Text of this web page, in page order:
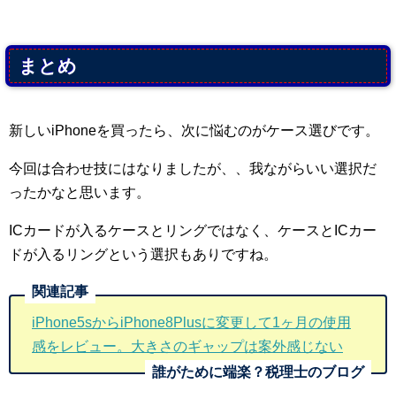
まとめ
新しいiPhoneを買ったら、次に悩むのがケース選びです。
今回は合わせ技にはなりましたが、、我ながらいい選択だ
ったかなと思います。
ICカードが入るケースとリングではなく、ケースとICカー
ドが入るリングという選択もありですね。
iPhone5sからiPhone8Plusに変更して1ヶ月の使用
感をレビュー。大きさのギャップは案外感じない